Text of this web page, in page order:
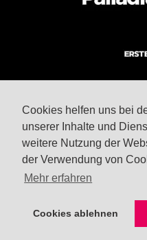
Cookies helfen uns bei
unserer Inhalte und
weitere Nutzung der
der Verwendung von
Mehr erfahren
Cookies ablehnen